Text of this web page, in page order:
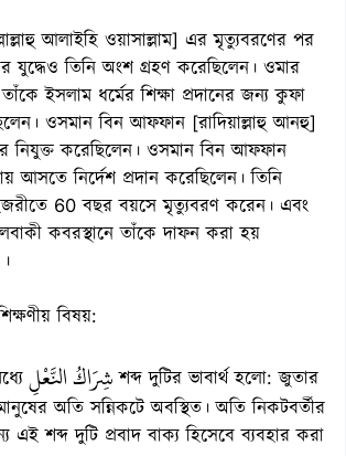
আলাইহি ওয়াসাল্লাম] এর মৃত্যুবরণের পর
যুদ্ধেও তিনি অংশ গ্রহণ করেছিলেন। ওমার
ইসলাম ধর্মের শিক্ষা প্রদানের জন্য কুফা
ওসমান বিন আফফান [রাদিয়াল্লাহু আনহু]
নিযুক্ত করেছিলেন। ওসমান বিন আফফান
আসতে নির্দেশ প্রদান করেছিলেন। তিনি
60 বছর বয়সে মৃত্যুবরণ করেন। এবং
কবরস্থানে তাঁকে দাফন করা হয়
বিষয়:
شِرَاكُ النَّعْلِশব্দ দুটির ভাবার্থ হলো: জুতার
অতি সন্নিকটে অবস্থিত। অতি নিকটবর্তীর
এই শব্দ দুটি প্রবাদ বাক্য হিসেবে ব্যবহার করা